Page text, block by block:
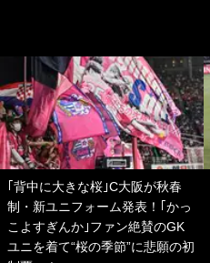
｢背中に大きな桜｣C大阪が秋春
制・新ユニフォーム発表！｢かっ
こよすぎんか｣ファン絶賛のGK
ユニを着て“桜の季節”に悲願の初